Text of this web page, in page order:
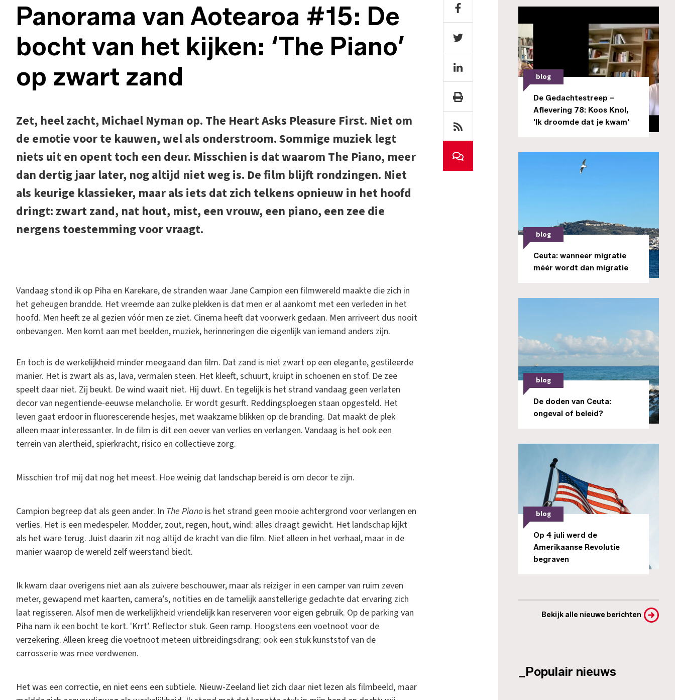
Panorama van Aotearoa #15: De
bocht van het kijken: ‘The Piano’
op zwart zand
Zet, heel zacht, Michael Nyman op. The Heart Asks Pleasure First. Niet om
de emotie voor te kauwen, wel als onderstroom. Sommige muziek legt
niets uit en opent toch een deur. Misschien is dat waarom The Piano, meer
dan dertig jaar later, nog altijd niet weg is. De film blijft rondzingen. Niet
als keurige klassieker, maar als iets dat zich telkens opnieuw in het hoofd
dringt: zwart zand, nat hout, mist, een vrouw, een piano, een zee die
nergens toestemming voor vraagt.
Vandaag stond ik op Piha en Karekare, de stranden waar Jane Campion een filmwereld maakte die zich in
het geheugen brandde. Het vreemde aan zulke plekken is dat men er al aankomt met een verleden in het
hoofd. Men heeft ze al gezien vóór men ze ziet. Cinema heeft dat voorwerk gedaan. Men arriveert dus nooit
onbevangen. Men komt aan met beelden, muziek, herinneringen die eigenlijk van iemand anders zijn.
En toch is de werkelijkheid minder meegaand dan film. Dat zand is niet zwart op een elegante, gestileerde
manier. Het is zwart als as, lava, vermalen steen. Het kleeft, schuurt, kruipt in schoenen en stof. De zee
speelt daar niet. Zij beukt. De wind waait niet. Hij duwt. En tegelijk is het strand vandaag geen verlaten
decor van negentiende-eeuwse melancholie. Er wordt gesurft. Reddingsploegen staan opgesteld. Het
leven gaat erdoor in fluorescerende hesjes, met waakzame blikken op de branding. Dat maakt de plek
alleen maar interessanter. In de film is dit een oever van verlies en verlangen. Vandaag is het ook een
terrein van alertheid, spierkracht, risico en collectieve zorg.
Misschien trof mij dat nog het meest. Hoe weinig dat landschap bereid is om decor te zijn.
Campion begreep dat als geen ander. In The Piano is het strand geen mooie achtergrond voor verlangen en
verlies. Het is een medespeler. Modder, zout, regen, hout, wind: alles draagt gewicht. Het landschap kijkt
als het ware terug. Juist daarin zit nog altijd de kracht van die film. Niet alleen in het verhaal, maar in de
manier waarop de wereld zelf weerstand biedt.
Ik kwam daar overigens niet aan als zuivere beschouwer, maar als reiziger in een camper van ruim zeven
meter, gewapend met kaarten, camera’s, notities en de tamelijk aanstellerige gedachte dat ervaring zich
laat regisseren. Alsof men de werkelijkheid vriendelijk kan reserveren voor eigen gebruik. Op de parking van
Piha nam ik een bocht te kort. 'Krrt’. Reflector stuk. Geen ramp. Hoogstens een voetnoot voor de
verzekering. Alleen kreeg die voetnoot meteen uitbreidingsdrang: ook een stuk kunststof van de
carrosserie was mee verdwenen.
Het was een correctie, en niet eens een subtiele. Nieuw-Zeeland liet zich daar niet lezen als filmbeeld, maar
blog
De Gedachtestreep –
Aflevering 78: Koos Knol,
'Ik droomde dat je kwam'
blog
Ceuta: wanneer migratie
méér wordt dan migratie
blog
De doden van Ceuta:
ongeval of beleid?
blog
Op 4 juli werd de
Amerikaanse Revolutie
begraven
Bekijk alle nieuwe berichten
_Populair nieuws